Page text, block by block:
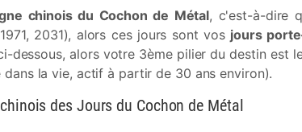
chinois du Cochon de Métal, c'est-à-dire
2031), alors ces jours sont vos jours
dessous, alors votre 3ème pilier du destin est
dans la vie, actif à partir de 30 ans environ).
des Jours du Cochon de Métal